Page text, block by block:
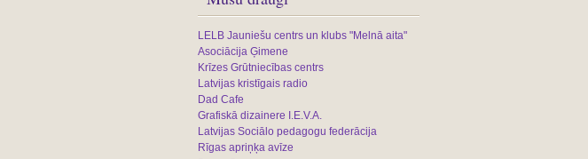
LELB Jauniešu centrs un klubs "Melnā aita"
Asociācija Ģimene
Krīzes Grūtniecības centrs
Latvijas kristīgais radio
Dad Cafe
Grafiskā dizainere I.E.V.A.
Latvijas Sociālo pedagogu federācija
Rīgas apriņķa avīze